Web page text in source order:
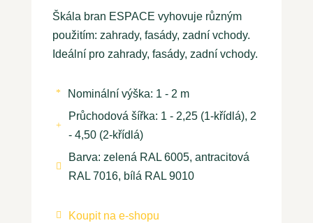
Škála bran ESPACE vyhovuje různým
použitím: zahrady, fasády, zadní vchody.
Ideální pro zahrady, fasády, zadní vchody.
* Nominální výška: 1 - 2 m
+
Průchodová šířka: 1 - 2,25 (1-křídlá), 2
- 4,50 (2-křídlá)

Barva: zelená RAL 6005, antracitová
RAL 7016, bílá RAL 9010
 Koupit na e-shopu